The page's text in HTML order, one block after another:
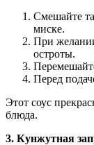
Смешайте
миске.
При
остроты.
Перед
Этот соус
блюда.
3. Кунжутная